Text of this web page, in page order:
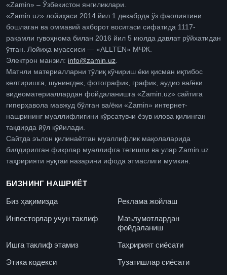
«Zamin» – Ўзбекистон янгиликлари.
«Zamin.uz» лойиҳаси 2014 йил 1 декабрда ўз фаолиятини
бошлаган ва оммавий ахборот воситаси сифатида 1117-
рақамли гувоҳнома билан 2016 йил 5 июлда давлат рўйхатидан
ўтган. Лойиҳа муассиси — «ALLTEN» МЧЖ.
Электрон манзил: info@zamin.uz
Матнли материалларни тўлиқ кўчириш ёки қисман иқтибос
келтиришга, шунингдек, фотографик, график, аудио ва/ёки
видеоматериаллардан фойдаланишга «Zamin.uz» сайтига
гиперҳавола мавжуд бўлган ва/ёки «Zamin» интернет-
нашрининг муаллифлигини кўрсатувчи ёзув илова қилинган
тақдирда йўл қўйилади.
Сайтда эълон қилинаётган муаллифлик мақолаларида
билдирилган фикрлар муаллифга тегишли ва улар Zamin.uz
таҳририяти нуқтаи назарини ифода этмаслиги мумкин.
БИЗНИНГ НАШРИЁТ
Биз ҳақимизда
Реклама жойлаш
Инвесторлар учун таклиф
Маълумотлардан
фойдаланиш
Ишга таклиф этамиз
Таҳририят сиёсати
Этика кодекси
Тузатишлар сиёсати